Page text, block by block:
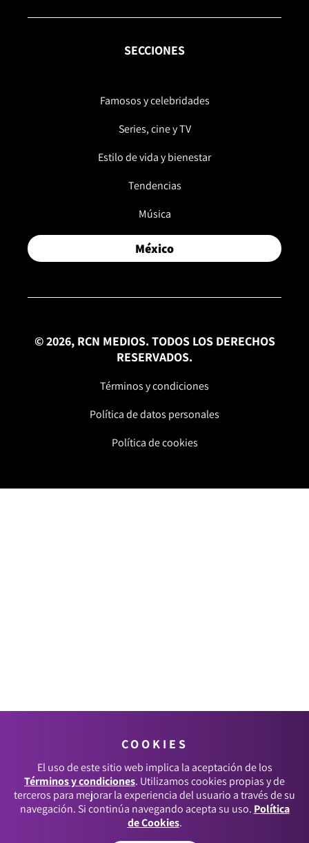
SECCIONES
Famosos y celebridades
Series, cine y TV
Estilo de vida y bienestar
Tendencias
Música
México
© 2026, RCN MEDIOS. TODOS LOS DERECHOS
RESERVADOS.
Términos y condiciones
Política de datos personales
Política de cookies
COOKIES
El uso de este sitio web implica la aceptación de los
Términos y condiciones. Utilizamos cookies propias y de
terceros para mejorar la experiencia del usuario a través de su
navegación. Si continúa navegando acepta su uso. Política
de Cookies.